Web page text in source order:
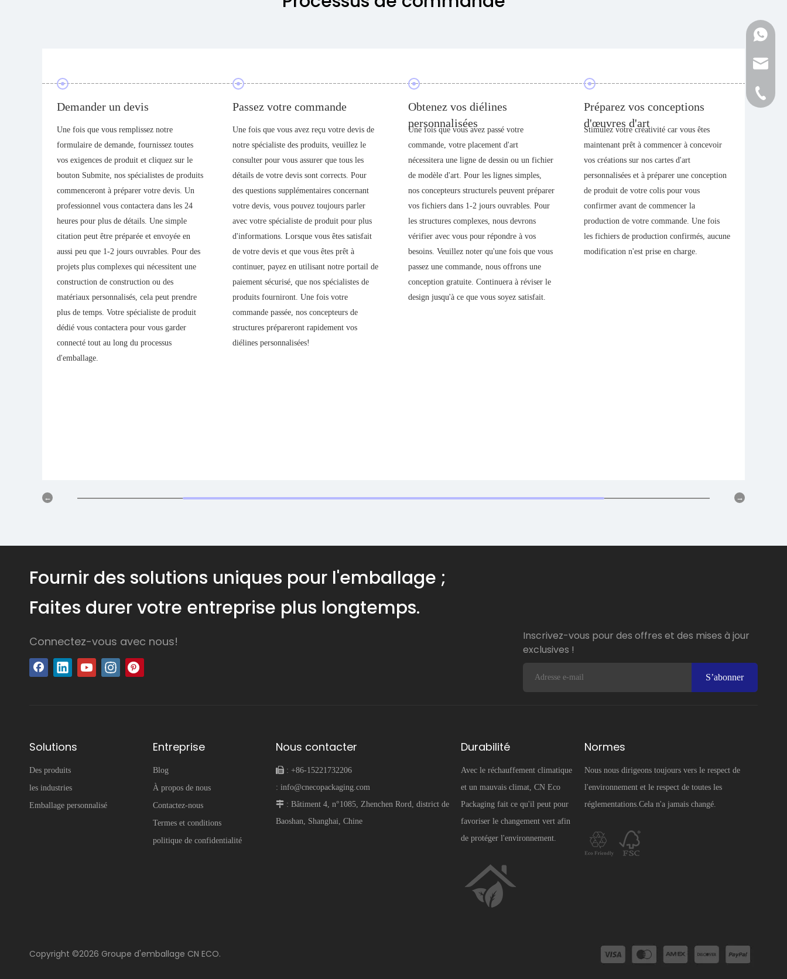
Demander un devis
Une fois que vous remplissez notre
formulaire de demande, fournissez toutes
vos exigences de produit et cliquez sur le
bouton Submite, nos spécialistes de produits
commenceront à préparer votre devis. Un
professionnel vous contactera dans les 24
heures pour plus de détails. Une simple
citation peut être préparée et envoyée en
aussi peu que 1-2 jours ouvrables. Pour des
projets plus complexes qui nécessitent une
construction de construction ou des
matériaux personnalisés, cela peut prendre
plus de temps. Votre spécialiste de produit
dédié vous contactera pour vous garder
connecté tout au long du processus
d'emballage.
Passez votre commande
Une fois que vous avez reçu votre devis de
notre spécialiste des produits, veuillez le
consulter pour vous assurer que tous les
détails de votre devis sont corrects. Pour
des questions supplémentaires concernant
votre devis, vous pouvez toujours parler
avec votre spécialiste de produit pour plus
d'informations. Lorsque vous êtes satisfait
de votre devis et que vous êtes prêt à
continuer, payez en utilisant notre portail de
paiement sécurisé, que nos spécialistes de
produits fourniront. Une fois votre
commande passée, nos concepteurs de
structures prépareront rapidement vos
diélines personnalisées!
Obtenez vos diélines
personnalisées
Une fois que vous avez passé votre
commande, votre placement d'art
nécessitera une ligne de dessin ou un fichier
de modèle d'art. Pour les lignes simples,
nos concepteurs structurels peuvent préparer
vos fichiers dans 1-2 jours ouvrables. Pour
les structures complexes, nous devrons
vérifier avec vous pour répondre à vos
besoins. Veuillez noter qu'une fois que vous
passez une commande, nous offrons une
conception gratuite. Continuera à réviser le
design jusqu'à ce que vous soyez satisfait.
Préparez vos conceptions
d'œuvres d'art
Stimulez votre créativité car vous êtes
maintenant prêt à commencer à concevoir
vos créations sur nos cartes d'art
personnalisées et à préparer une conception
de produit de votre colis pour vous
confirmer avant de commencer la
production de votre commande. Une fois
les fichiers de production confirmés, aucune
modification n'est prise en charge.
Fournir des solutions uniques pour l'emballage ;
Faites durer votre entreprise plus longtemps.
Connectez-vous avec nous!
Inscrivez-vous pour des offres et des mises à jour
exclusives !
S’abonner
Solutions
Des produits
les industries
Emballage personnalisé
Entreprise
Blog
À propos de nous
Contactez-nous
Termes et conditions
politique de confidentialité
Nous contacter
 : +86-15221732206
: info@cnecopackaging.com
 : Bâtiment 4, n°1085, Zhenchen Rord, district de
Baoshan, Shanghai, Chine
+86-
Durabilité
Avec le réchauffement climatique
et un mauvais climat, CN Eco
Packaging fait ce qu'il peut pour
favoriser le changement vert afin
de protéger l'environnement.
Normes
Nous nous dirigeons toujours vers le respect de
l'environnement et le respect de toutes les
réglementations.Cela n'a jamais changé.
​Copyright ©2026 Groupe d'emballage CN ECO.